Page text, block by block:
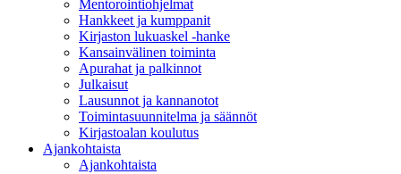
Mentorointi­ohjelmat
Hankkeet ja kumppanit
Kirjaston lukuaskel -hanke
Kansainvälinen toiminta
Apurahat ja palkinnot
Julkaisut
Lausunnot ja kannanotot
Toimintasuunnitelma ja säännöt
Kirjastoalan koulutus
Ajankohtaista
Ajankohtaista